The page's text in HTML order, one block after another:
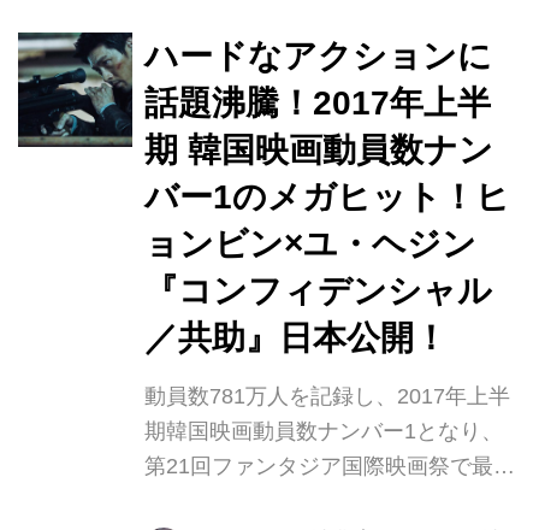
捜査”に挑むメガヒット・アクション・
エンターテインメント 『コンフィデン
シャル／共助』が待望の日本上陸！ テ
ィザービジュアルでは、スタイリッシ
ュなスーツに身を包むヒョンビンとシ
リアスな表情をしたユ・ヘジンが銃を
持ち、橋を封鎖！！国境を越えた前代
未聞の“南北共助捜査”でタッグを組む
バディ感を表現！ 3日間...
ハードなアクションに
話題沸騰！2017年上半
期 韓国映画動員数ナン
バー1のメガヒット！ヒ
ョンビン×ユ・ヘジン
『コンフィデンシャル
／共助』日本公開！
動員数781万人を記録し、2017年上半
期韓国映画動員数ナンバー1となり、
第21回ファンタジア国際映画祭で最優